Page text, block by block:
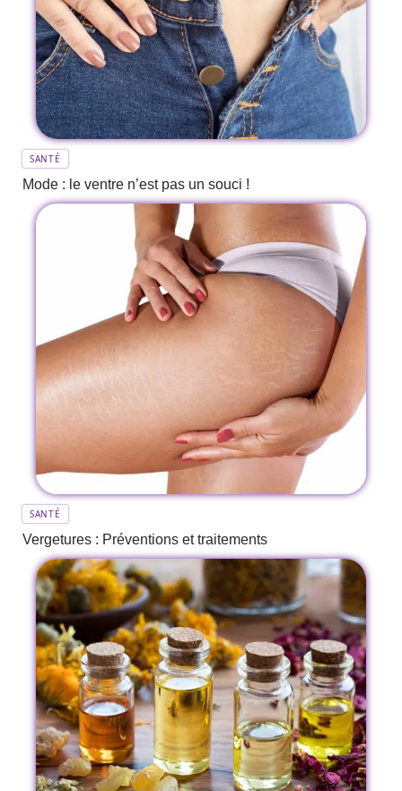
SANTÉ
Mode : le ventre n’est pas un souci !
SANTÉ
Vergetures : Préventions et traitements